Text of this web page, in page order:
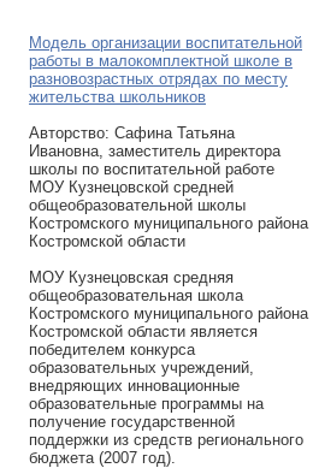
Модель организации воспитательной
работы в малокомплектной школе в
разновозрастных отрядах по месту
жительства школьников
Авторcтво: Сафина Татьяна
Ивановна, заместитель директора
школы по воспитательной работе
МОУ Кузнецовской средней
общеобразовательной школы
Костромского муниципального района
Костромской области
МОУ Кузнецовская средняя
общеобразовательная школа
Костромского муниципального района
Костромской области является
победителем конкурса
образовательных учреждений,
внедряющих инновационные
образовательные программы на
получение государственной
поддержки из средств регионального
бюджета (2007 год).